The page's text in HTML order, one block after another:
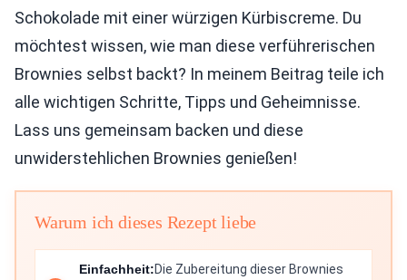
Schokolade mit einer würzigen Kürbiscreme. Du
möchtest wissen, wie man diese verführerischen
Brownies selbst backt? In meinem Beitrag teile ich
alle wichtigen Schritte, Tipps und Geheimnisse.
Lass uns gemeinsam backen und diese
unwiderstehlichen Brownies genießen!
Warum ich dieses Rezept liebe
Einfachheit:Die Zubereitung dieser Brownies